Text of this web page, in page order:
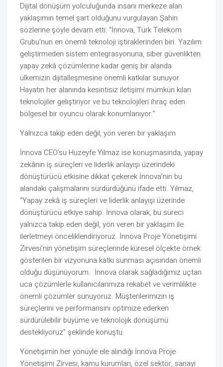
Dijital dönüşüm yolculuğunda insanı merkeze alan
yaklaşımın temel şart olduğunu vurgulayan Şahin
sözlerine şöyle devam etti: “İnnova, Türk Telekom
Grubu’nun en önemli teknoloji iştiraklerinden biri. Yazılım
geliştirmeden sistem entegrasyonuna, siber güvenlikten
yapay zekâ çözümlerine kadar geniş bir alanda
ülkemizin dijitalleşmesine önemli katkılar sunuyor.
Hayatın her alanında kesintisiz iletişimi mümkün kılan
teknolojiler geliştiriyor ve bu teknolojileri ihraç eden
bölgesel bir oyuncu olarak konumlanıyor.”
Yalnızca takip eden değil, yön veren bir yaklaşım
İnnova CEO’su Huzeyfe Yılmaz ise konuşmasında, yapay
zekânın iş süreçleri ve liderlik anlayışı üzerindeki
dönüştürücü etkisine dikkat çekerek İnnova’nın bu
alandaki çalışmalarını sürdürdüğünü ifade etti. Yılmaz,
“Yapay zekâ iş süreçleri ve liderlik anlayışı üzerinde
dönüştürücü etkiye sahip. İnnova olarak, bu süreci
yalnızca takip eden değil, yön veren bir yaklaşım ile
ilerletmeyi önceliklendiriyoruz. İnnova Proje Yönetişimi
Zirvesi’nin yönetişim süreçlerinde küresel ölçekte örnek
gösterilen bir vizyonuna katkı sunması açısından önemli
olduğu düşünüyorum.  İnnova olarak sağladığımız uçtan
uca çözümlerle kullanıcılarımıza rekabet ve verimlilikte
önemli çözümler sunuyoruz. Müşterilerimizin iş
süreçlerini ve performansını optimize ederken
sürdürülebilir büyüme ve teknolojik dönüşümü
destekliyoruz” şeklinde konuştu.
Yönetişimin her yönüyle ele alındığı İnnova Proje
Yönetişimi Zirvesi, kamu kurumları, özel sektör, sanayi